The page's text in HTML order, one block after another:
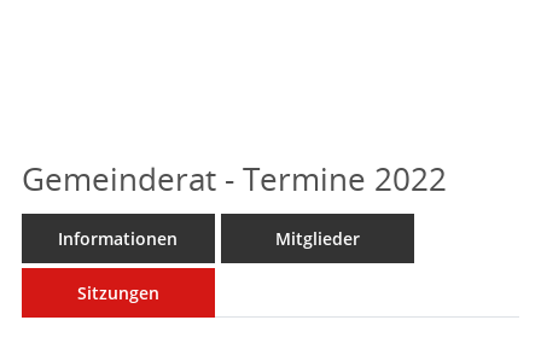
Gemeinderat - Termine 2022
Informationen Mitglieder
Sitzungen